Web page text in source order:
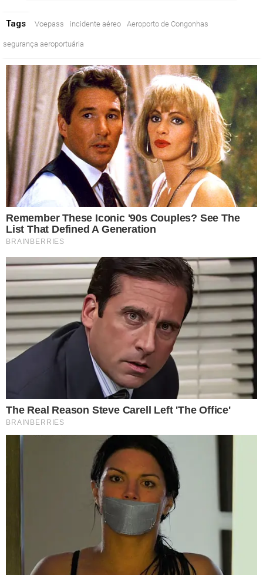
Tags Voepass incidente aéreo Aeroporto de Congonhas
segurança aeroportuária